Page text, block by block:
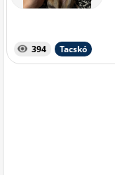
394 Tacskó